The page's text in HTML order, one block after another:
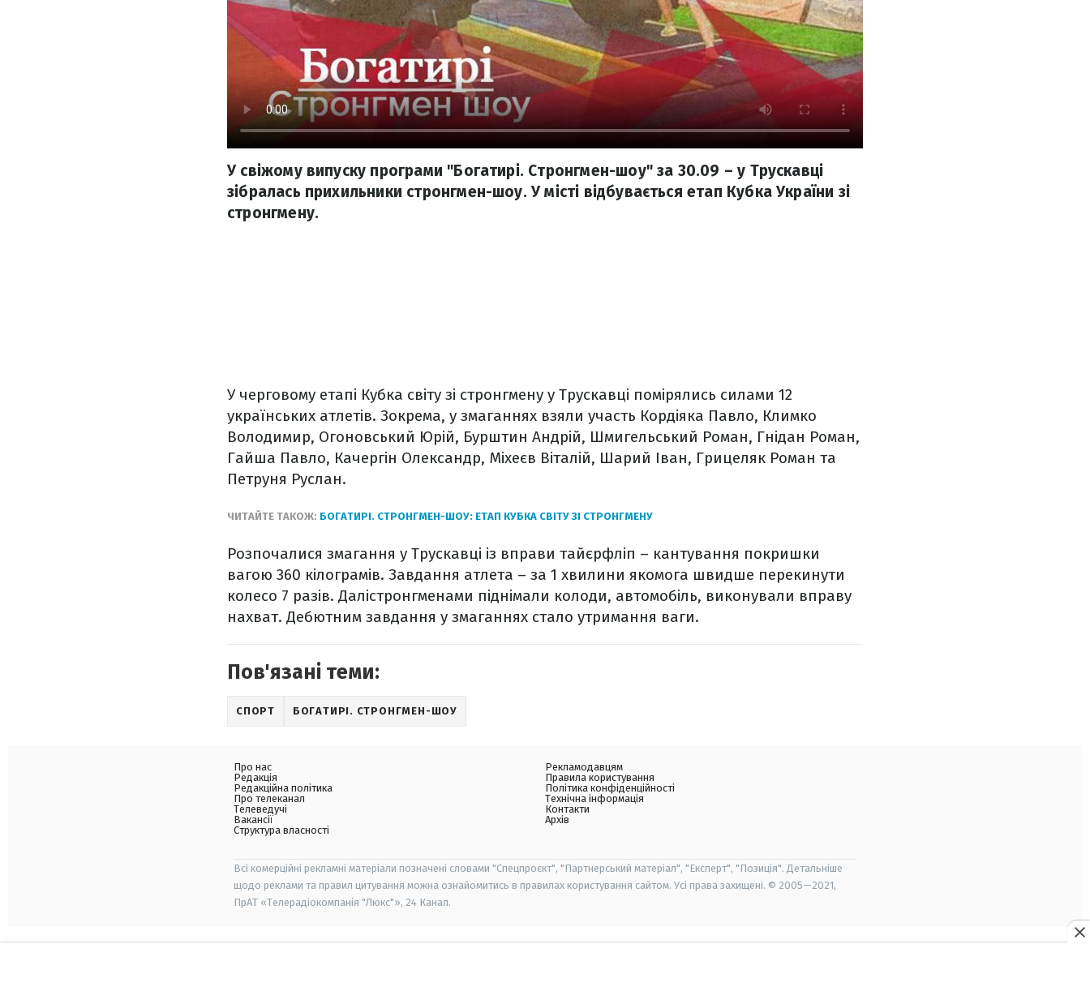
У свіжому випуску програми "Богатирі. Стронгмен-шоу" за 30.09 – у Трускавці
зібралась прихильники стронгмен-шоу. У місті відбувається етап Кубка України зі
стронгмену.
У черговому етапі Кубка світу зі стронгмену у Трускавці помірялись силами 12
українських атлетів. Зокрема, у змаганнях взяли участь Кордіяка Павло, Климко
Володимир, Огоновський Юрій, Бурштин Андрій, Шмигельський Роман, Гнідан Роман,
Гайша Павло, Качергін Олександр, Міхеєв Віталій, Шарий Іван, Грицеляк Роман та
Петруня Руслан.
ЧИТАЙТЕ ТАКОЖ: БОГАТИРІ. СТРОНГМЕН-ШОУ: ЕТАП КУБКА СВІТУ ЗІ СТРОНГМЕНУ
Розпочалися змагання у Трускавці із вправи тайєрфліп – кантування покришки
вагою 360 кілограмів. Завдання атлета – за 1 хвилини якомога швидше перекинути
колесо 7 разів. Далістронгменами піднімали колоди, автомобіль, виконували вправу
нахват. Дебютним завдання у змаганнях стало утримання ваги.
Пов'язані теми:
СПОРТ БОГАТИРІ. СТРОНГМЕН-ШОУ
Про нас
Редакція
Редакційна політика
Про телеканал
Телеведучі
Вакансії
Структура власності
Рекламодавцям
Правила користування
Політика конфіденційності
Технічна інформація
Контакти
Архів
Всі комерційні рекламні матеріали позначені словами "Спецпроєкт", "Партнерський матеріал", "Експерт", "Позиція". Детальніше
щодо реклами та правил цитування можна ознайомитись в правилах користування сайтом. Усі права захищені. © 2005—2021,
ПрАТ «Телерадіокомпанія "Люкс"», 24 Канал.